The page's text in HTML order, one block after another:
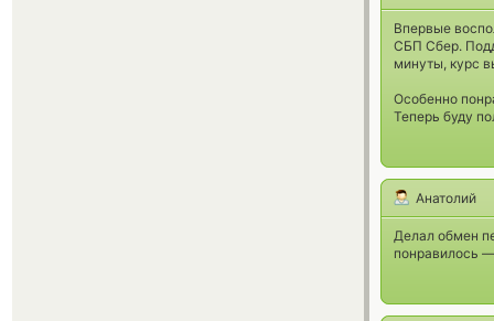
Впервые
СБП Сбер.
минуты, курс
Особенно
Теперь буду
Анатолий
Делал обмен
понравилось